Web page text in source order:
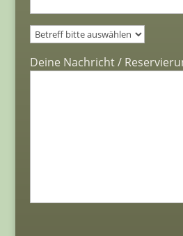
Deine Nachricht /